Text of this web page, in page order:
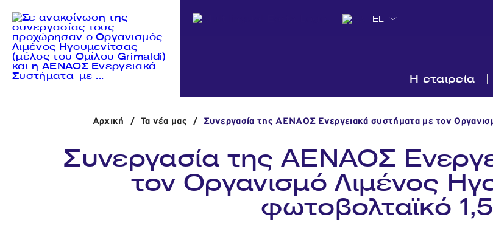
EL
Η εταιρεία
Αρχική / Τα νέα μας / Συνεργασία της ΑΕΝΑΟΣ Ενεργειακά συστήματα με τον
Συνεργασία της ΑΕΝΑΟΣ
τον Οργανισμό Λιμένος
φωτοβολταϊκό